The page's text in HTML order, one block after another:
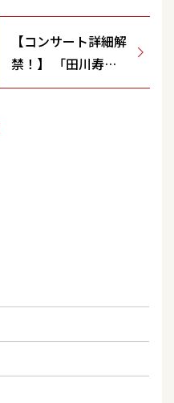
【コンサート詳細解
禁！】 「田川寿美
デビュー35周年記念